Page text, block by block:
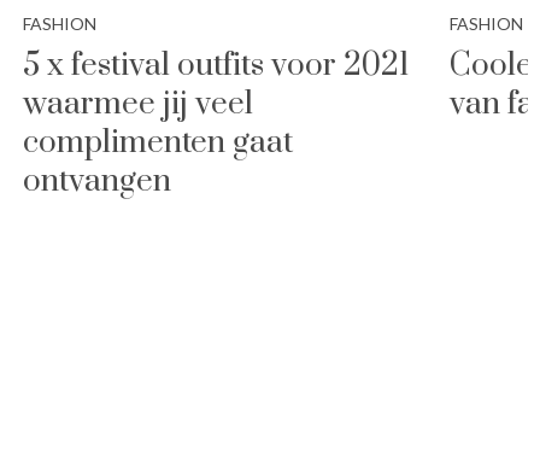
FASHION
5 x festival outfits voor 2021
waarmee jij veel
complimenten gaat
ontvangen
FASHION
van